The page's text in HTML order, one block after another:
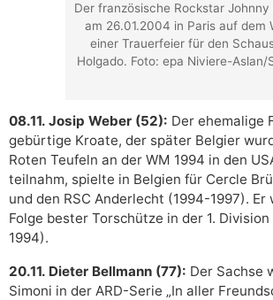
Der französische Rockstar Johnny
am 26.01.2004 in Paris auf dem
einer Trauerfeier für den
Holgado. Foto: epa Niviere-Aslan/
08.11. Josip Weber (52): Der ehemalige
gebürtige Kroate, der später Belgier
Roten Teufeln an der WM 1994 in den
teilnahm, spielte in Belgien für Cercle
und den RSC Anderlecht (1994-1997).
Folge bester Torschütze in der 1. Division
1994).
20.11. Dieter Bellmann (77): Der Sachse
Simoni in der ARD-Serie „In aller